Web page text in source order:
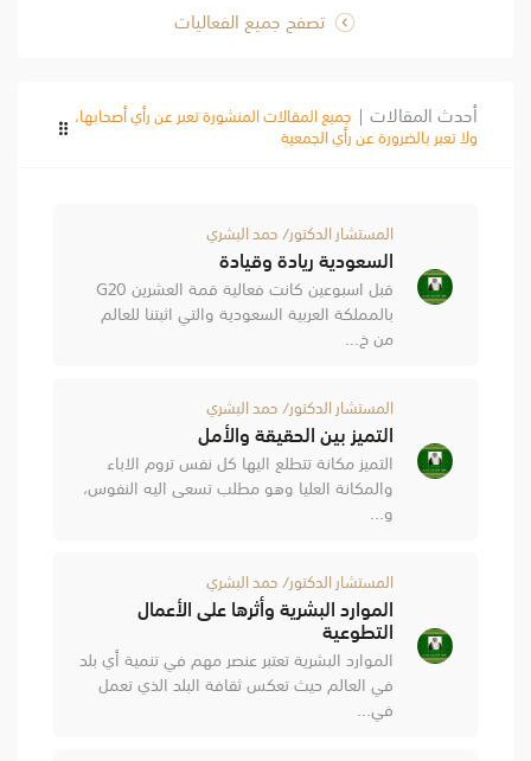
تصفح جميع الفعاليات
أحدث المقالات | جميع المقالات المنشورة تعبر عن رأي أصحابها،
ولا تعبر بالضرورة عن رأي الجمعية
المستشار الدكتور/ حمد البشري
السعودية ريادة وقيادة
قبل اسبوعين كانت فعالية قمة العشرين G20
بالمملكة العربية السعودية والتي اثبتنا للعالم
من خ...
المستشار الدكتور/ حمد البشري
التميز بين الحقيقة والأمل
التميز مكانة تتطلع اليها كل نفس تروم الاباء
والمكانة العليا وهو مطلب تسعى اليه النفوس،
و...
المستشار الدكتور/ حمد البشري
الموارد البشرية وأثرها على الأعمال
التطوعية
الموارد البشرية تعتبر عنصر مهم في تنمية أي بلد
في العالم حيث تعكس ثقافة البلد الذي تعمل
في...